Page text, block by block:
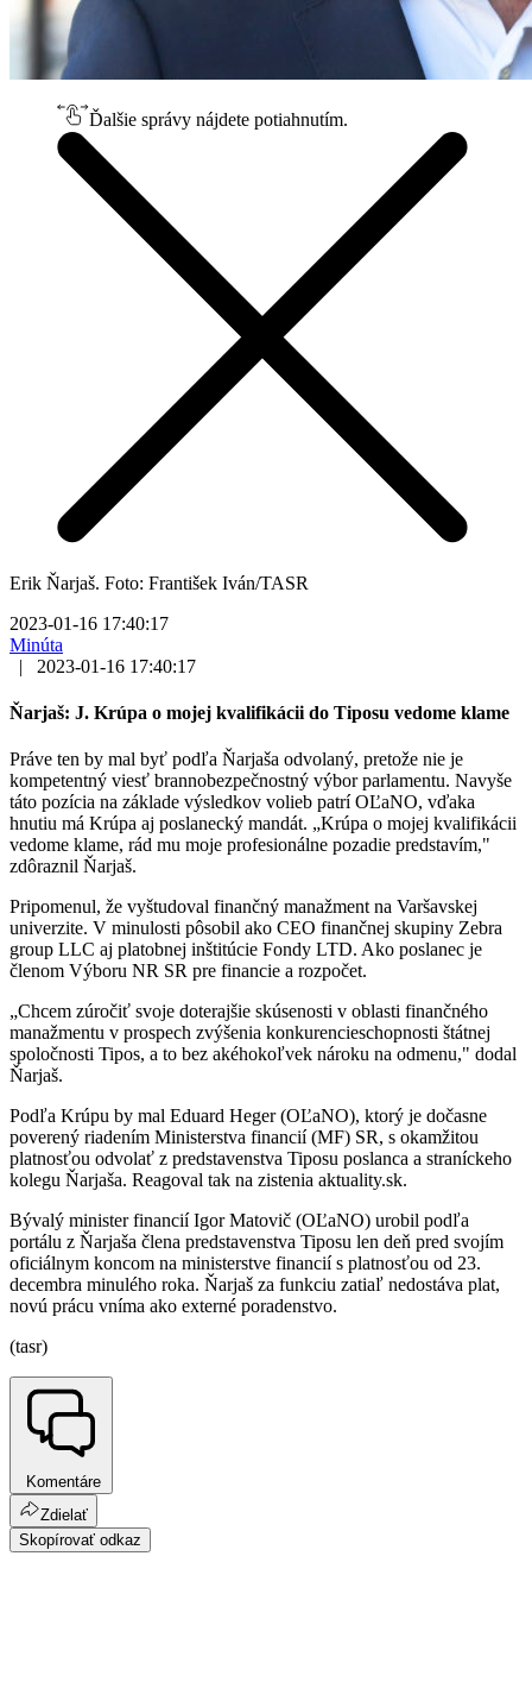
Ďalšie správy nájdete potiahnutím.
Erik Ňarjaš. Foto: František Iván/TASR
2023-01-16 17:40:17
Minúta
|
2023-01-16 17:40:17
Ňarjaš: J. Krúpa o mojej kvalifikácii do Tiposu vedome klame
Práve ten by mal byť podľa Ňarjaša odvolaný, pretože nie je
kompetentný viesť brannobezpečnostný výbor parlamentu. Navyše
táto pozícia na základe výsledkov volieb patrí OĽaNO, vďaka
hnutiu má Krúpa aj poslanecký mandát. „Krúpa o mojej kvalifikácii
vedome klame, rád mu moje profesionálne pozadie predstavím,"
zdôraznil Ňarjaš.
Pripomenul, že vyštudoval finančný manažment na Varšavskej
univerzite. V minulosti pôsobil ako CEO finančnej skupiny Zebra
group LLC aj platobnej inštitúcie Fondy LTD. Ako poslanec je
členom Výboru NR SR pre financie a rozpočet.
„Chcem zúročiť svoje doterajšie skúsenosti v oblasti finančného
manažmentu v prospech zvýšenia konkurencieschopnosti štátnej
spoločnosti Tipos, a to bez akéhokoľvek nároku na odmenu," dodal
Ňarjaš.
Podľa Krúpu by mal Eduard Heger (OĽaNO), ktorý je dočasne
poverený riadením Ministerstva financií (MF) SR, s okamžitou
platnosťou odvolať z predstavenstva Tiposu poslanca a straníckeho
kolegu Ňarjaša. Reagoval tak na zistenia aktuality.sk.
Bývalý minister financií Igor Matovič (OĽaNO) urobil podľa
portálu z Ňarjaša člena predstavenstva Tiposu len deň pred svojím
oficiálnym koncom na ministerstve financií s platnosťou od 23.
decembra minulého roka. Ňarjaš za funkciu zatiaľ nedostáva plat,
novú prácu vníma ako externé poradenstvo.
(tasr)
Komentáre
Zdielať
Skopírovať odkaz